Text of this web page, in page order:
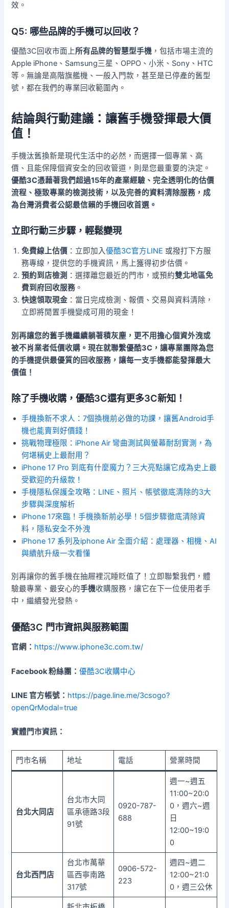
效。
Q5: 哪些品牌的手機可以回收？
優酷3C回收市面上所有品牌的智慧型手機 ，包括市場主流的
Apple iPhone、Samsung三星、OPPO、小米、Sony、HTC
等。無論是高階旗艦機、一般入門款，甚至是已停產的舊型
號，都在我們的專業回收範圍內。
結論與行動建議：讓舊手機發揮最大價
值！
手機汰舊換新是現代生活中的必然，而選擇一個專業、高
價、且能保障個資安全的回收管道，則是您最重要的決定。
優酷3C憑藉著我們超過15年的產業經驗、完全透明化的估價
流程、極致專業的檢測技術，以及完善的資料清除服務，成
為台灣消費者公認最信賴的手機回收首選。
立即行動三步驟，輕鬆變現
免費線上估價 ：立即加入優酷3C官方LINE 或撥打下方服
務專線，提供您的手機資訊，馬上獲得初步估價。
預約到店檢測 ：選擇離您最近的門市，或預約雙北地區免
費到府回收服務 。
快速領取現金 ：當日完成檢測、報價、交易與資料清除，
立即將閒置手機變成可用的現金！
別再讓您的舊手機繼續躺著積灰塵，更不用擔心個資外洩或
被不肖業者低價收購。現在就聯繫優酷3C，讓專業團隊為您
的手機提供最優質的回收服務，讓每一支手機都能發揮最大
價值！
除了手機收購，優酷3C還有更多3C新知！
手機換新不求人：7個換機前必做的功課，讓舊Android手
機也能賣到好價錢！
挑戰物理極限：iPhone Air 彎曲測試與螢幕耐刮實測，為
何堪稱史上最耐用？
iPhone 17 Pro 到底有什麼魔力？三大亮點讓它成為史上最
受歡迎的升級款！
手機隱私保護全攻略：LINE、照片、帳號徹底清除的3大
步驟與深度解析
iPhone 17來臨！手機換新前必學！5個步驟徹底清除資
料，隱私安全不外洩
iPhone 17 系列及iphone Air 全面介紹：處理器、相機、AI
與續航升級一次看懂
別再讓你的舊手機在抽屜裡沉睡貶值了！立即聯繫我們，體
驗最專業、最安心的手機收購服務，讓它在下一位使用者手
中，繼續發光發熱。
優酷3C 門市資訊與服務範圍
官網： https://www.iphone3c.com.tw/
Facebook 粉絲團：優酷3C收購中心
LINE 官方帳號： https://page.line.me/3csogo?
openQrModal=true
實體門市資訊：
門市名稱 地址 電話 營業時間
台北大同店
台北市大同
區承德路3段
91號
0920-787-
688
週一~週五
11:00~20:0
0，週六~週
日
12:00~19:0
0
台北西門店
台北市萬華
區西寧南路
317號
0906-572-
223
週四~週二
12:00~21:0
0，週三公休